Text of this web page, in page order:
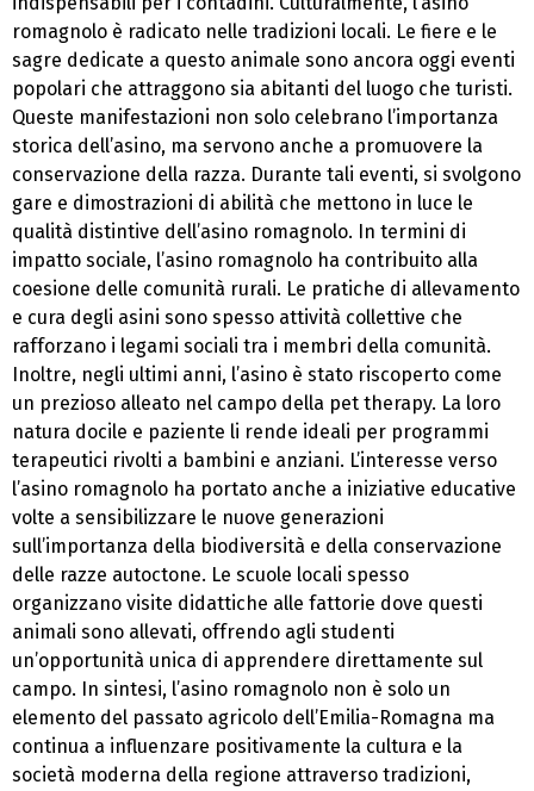
romagnolo è radicato nelle tradizioni locali. Le fiere e le
sagre dedicate a questo animale sono ancora oggi eventi
popolari che attraggono sia abitanti del luogo che turisti.
Queste manifestazioni non solo celebrano l’importanza
storica dell’asino, ma servono anche a promuovere la
conservazione della razza. Durante tali eventi, si svolgono
gare e dimostrazioni di abilità che mettono in luce le
qualità distintive dell’asino romagnolo. In termini di
impatto sociale, l’asino romagnolo ha contribuito alla
coesione delle comunità rurali. Le pratiche di allevamento
e cura degli asini sono spesso attività collettive che
rafforzano i legami sociali tra i membri della comunità.
Inoltre, negli ultimi anni, l’asino è stato riscoperto come
un prezioso alleato nel campo della pet therapy. La loro
natura docile e paziente li rende ideali per programmi
terapeutici rivolti a bambini e anziani. L’interesse verso
l’asino romagnolo ha portato anche a iniziative educative
volte a sensibilizzare le nuove generazioni
sull’importanza della biodiversità e della conservazione
delle razze autoctone. Le scuole locali spesso
organizzano visite didattiche alle fattorie dove questi
animali sono allevati, offrendo agli studenti
un’opportunità unica di apprendere direttamente sul
campo. In sintesi, l’asino romagnolo non è solo un
elemento del passato agricolo dell’Emilia-Romagna ma
continua a influenzare positivamente la cultura e la
società moderna della regione attraverso tradizioni,